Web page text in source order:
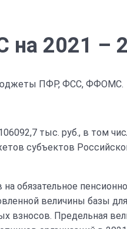
2021 –
ПФР, ФСС, ФФОМС.
тыс. руб., в том
субъектов
обязательное
величины базы
взносов. Предельная